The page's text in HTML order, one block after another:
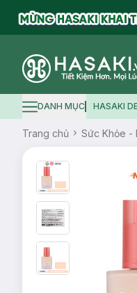
Logo
Hamburger icon
DANH MỤC HASAKI
Trang chủ Sức Khỏe -